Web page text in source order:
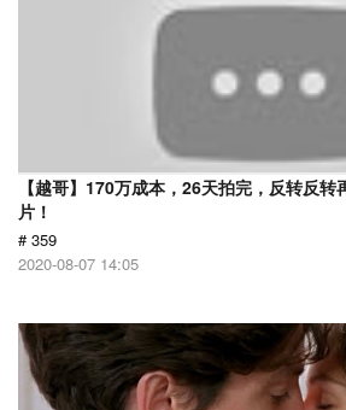
【越哥】170万成本，26天拍完，反转反
片！
# 359
2020-08-07 14:05